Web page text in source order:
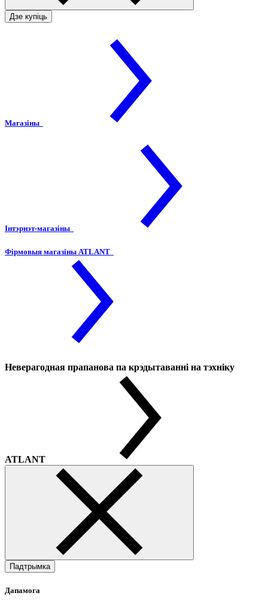
Дзе купіць
Магазіны
Інтэрнэт-магазіны
Фірмовыя магазіны ATLANT
Неверагодная прапанова па крэдытаванні на тэхніку
ATLANT
Падтрымка
Дапамога